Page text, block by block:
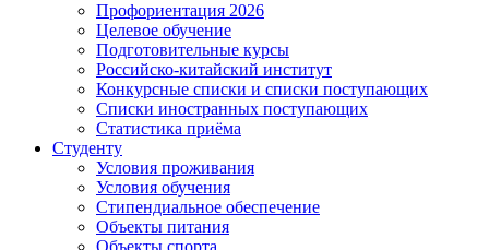
Профориентация 2026
Целевое обучение
Подготовительные курсы
Российско-китайский институт
Конкурсные списки и списки поступающих
Списки иностранных поступающих
Статистика приёма
Студенту
Условия проживания
Условия обучения
Стипендиальное обеспечение
Объекты питания
Объекты спорта